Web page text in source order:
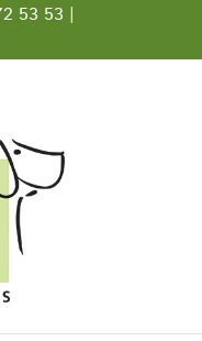
53 53 |